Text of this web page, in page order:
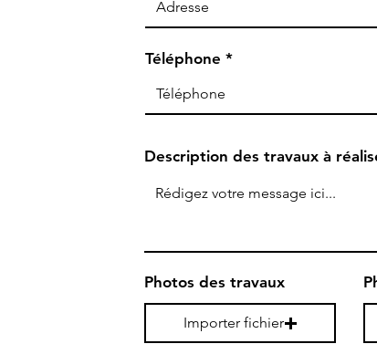
Téléphone
Description des travaux à
Photos des travaux
Importer fichier